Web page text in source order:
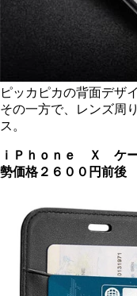
ピッカピカの背面デザ
その一方で、レンズ周
ス。
ｉＰｈｏｎｅ Ｘ ケ
勢価格２６００円前後